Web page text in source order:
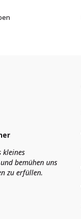
kleines
bemühen uns
zu erfüllen.